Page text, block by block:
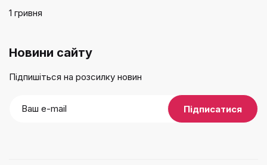
1 гривня
Новини сайту
Підпишіться на розсилку новин